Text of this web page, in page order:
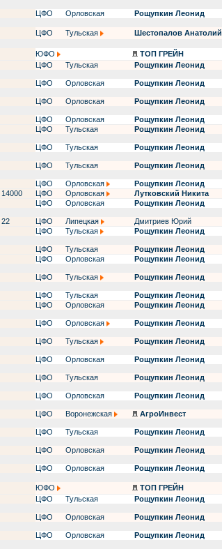
ЦФО Орловская
Рощупкин Леонид
ЦФО Тульская
Шестопалов Анатолий
ЮФО
ТОП ГРЕЙН
ЦФО Тульская
Рощупкин Леонид
ЦФО Орловская
Рощупкин Леонид
ЦФО Орловская
Рощупкин Леонид
ЦФО Орловская
Рощупкин Леонид
ЦФО Тульская
Рощупкин Леонид
ЦФО Тульская
Рощупкин Леонид
ЦФО Тульская
Рощупкин Леонид
ЦФО Орловская
Рощупкин Леонид
14000 ЦФО Орловская
Лутковский Никита
ЦФО Орловская
Рощупкин Леонид
22 ЦФО Липецкая
Дмитриев Юрий
ЦФО Тульская
Рощупкин Леонид
ЦФО Тульская
Рощупкин Леонид
ЦФО Орловская
Рощупкин Леонид
ЦФО Тульская
Рощупкин Леонид
ЦФО Тульская
Рощупкин Леонид
ЦФО Орловская
Рощупкин Леонид
ЦФО Орловская
Рощупкин Леонид
ЦФО Тульская
Рощупкин Леонид
ЦФО Орловская
Рощупкин Леонид
ЦФО Тульская
Рощупкин Леонид
ЦФО Орловская
Рощупкин Леонид
ЦФО Воронежская
АгроИнвест
ЦФО Тульская
Рощупкин Леонид
ЦФО Орловская
Рощупкин Леонид
ЦФО Орловская
Рощупкин Леонид
ЮФО
ТОП ГРЕЙН
ЦФО Тульская
Рощупкин Леонид
ЦФО Орловская
Рощупкин Леонид
ЦФО Орловская
Рощупкин Леонид